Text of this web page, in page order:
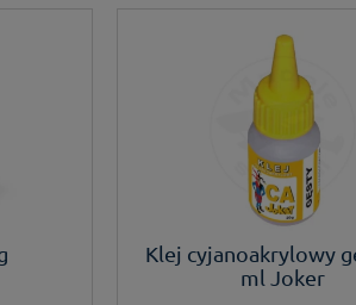
Klej cyjanoakrylowy
ml Joker